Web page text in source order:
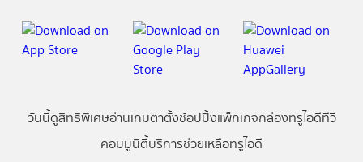
วันนี้ดูสิทธิพิเศษอ่านเกมตาตั้งช้อปปิ้งแพ็กเกจกล่องทรูไอดีทีวี
คอมมูนิตี้บริการช่วยเหลือทรูไอดี